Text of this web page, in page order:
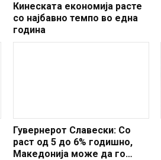
Кинеската економија расте
со најбавно темпо во една
година
Гувернерот Славески: Со
раст од 5 до 6% годишно,
Македонија може да го